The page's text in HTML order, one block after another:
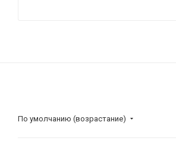
По умолчанию (возрастание)